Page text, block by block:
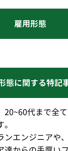
雇用形態
態に関する特記
20~60代まで全
ンエンジニアや